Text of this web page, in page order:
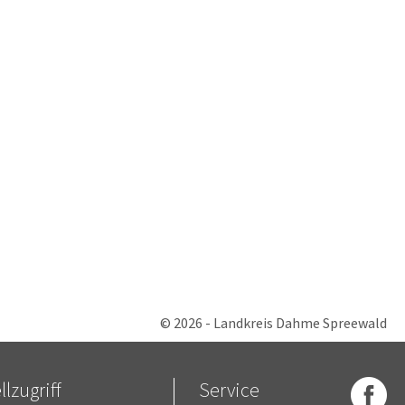
© 2026 - Landkreis Dahme Spreewald
Service